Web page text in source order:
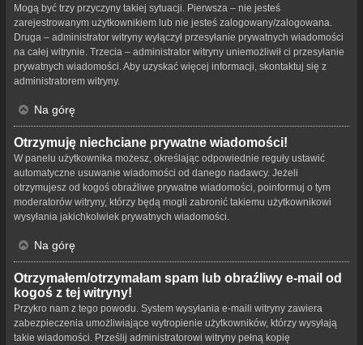
Mogą być trzy przyczyny takiej sytuacji. Pierwsza – nie jesteś
zarejestrowanym użytkownikiem lub nie jesteś zalogowany/zalogowana.
Druga – administrator witryny wyłączył przesyłanie prywatnych wiadomości
na całej witrynie. Trzecia – administrator witryny uniemożliwił ci przesyłanie
prywatnych wiadomości. Aby uzyskać więcej informacji, skontaktuj się z
administratorem witryny.
Na górę
Otrzymuję niechciane prywatne wiadomości!
W panelu użytkownika możesz, określając odpowiednie reguły ustawić
automatyczne usuwanie wiadomości od danego nadawcy. Jeżeli
otrzymujesz od kogoś obraźliwe prywatne wiadomości, poinformuj o tym
moderatorów witryny, którzy będą mogli zabronić takiemu użytkownikowi
wysyłania jakichkolwiek prywatnych wiadomości.
Na górę
Otrzymałem/otrzymałam spam lub obraźliwy e-mail od
kogoś z tej witryny!
Przykro nam z tego powodu. System wysyłania e-maili witryny zawiera
zabezpieczenia umożliwiające wytropienie użytkowników, którzy wysyłają
takie wiadomości. Prześlij administratorowi witryny pełną kopię